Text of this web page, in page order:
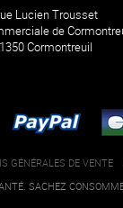
Lucien Trousset
de
Cormontreuil
GÉNÉRALES DE VENTE
SACHEZ